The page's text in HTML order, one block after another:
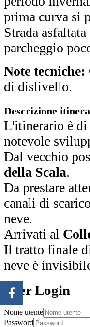
prima curva si
Strada
parcheggio
Note tecniche:
di dislivello.
Descrizione
L'itinerario è di
notevole
Dal vecchio
della Scala.
Da prestare
canali di
neve.
Arrivati al
Il tratto finale
neve è
User Login
Nome utente
Password